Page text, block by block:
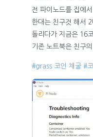
전 파이노드를 집에
한대는 친구것 해서
돌리다가 지금은 16
기존 노트북은 친구의
#grass 코인 채굴 #